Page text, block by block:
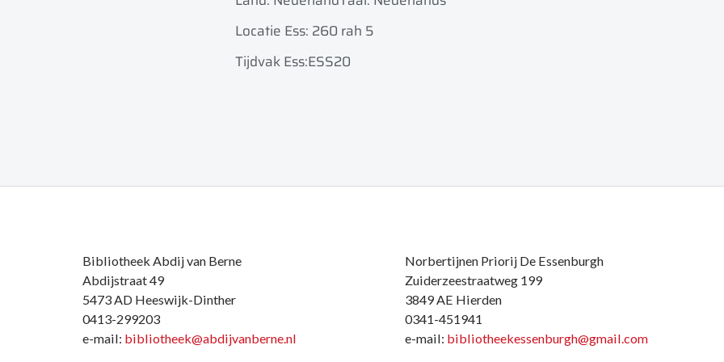
Locatie Ess: 260 rah 5
Tijdvak Ess:ESS20
Bibliotheek Abdij van Berne
Abdijstraat 49
5473 AD Heeswijk-Dinther
0413-299203
e-mail: bibliotheek@abdijvanberne.nl
Norbertijnen Priorij De Essenburgh
Zuiderzeestraatweg 199
3849 AE Hierden
0341-451941
e-mail: bibliotheekessenburgh@gmail.com